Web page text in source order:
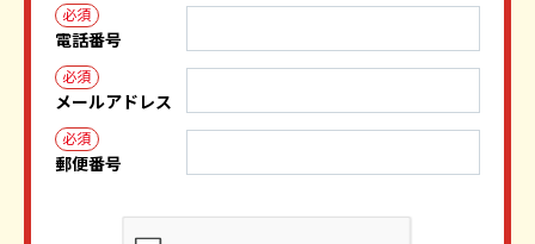
必須
電話番号
必須
メールアドレス
必須
郵便番号